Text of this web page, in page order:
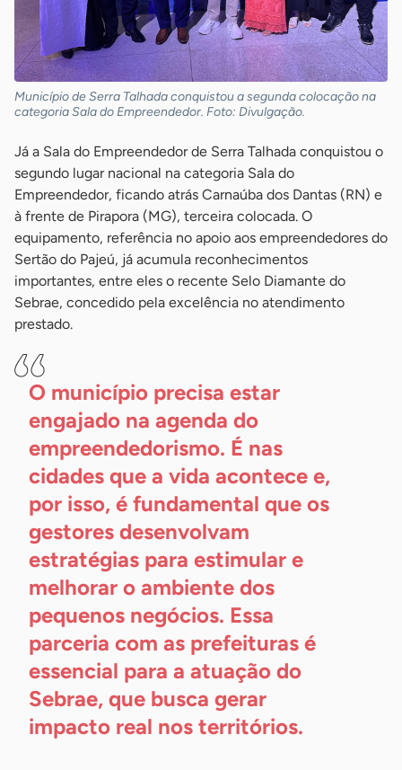
Município de Serra Talhada conquistou a segunda colocação na
categoria Sala do Empreendedor. Foto: Divulgação.
Já a Sala do Empreendedor de Serra Talhada conquistou o
segundo lugar nacional na categoria Sala do
Empreendedor, ficando atrás Carnaúba dos Dantas (RN) e
à frente de Pirapora (MG), terceira colocada. O
equipamento, referência no apoio aos empreendedores do
Sertão do Pajeú, já acumula reconhecimentos
importantes, entre eles o recente Selo Diamante do
Sebrae, concedido pela excelência no atendimento
prestado.
O município precisa estar
engajado na agenda do
empreendedorismo. É nas
cidades que a vida acontece e,
por isso, é fundamental que os
gestores desenvolvam
estratégias para estimular e
melhorar o ambiente dos
pequenos negócios. Essa
parceria com as prefeituras é
essencial para a atuação do
Sebrae, que busca gerar
impacto real nos territórios.